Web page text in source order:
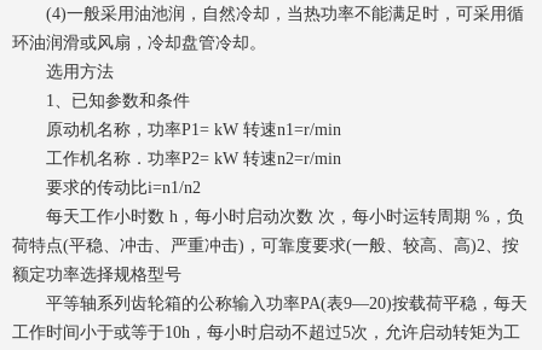
(4)一般采用油池润，自然冷却，当热功率不能满足时，可采用循
环油润滑或风扇，冷却盘管冷却。
选用方法
1、已知参数和条件
原动机名称，功率P1= kW 转速n1=r/min
工作机名称．功率P2= kW 转速n2=r/min
要求的传动比i=n1/n2
每天工作小时数 h，每小时启动次数 次，每小时运转周期 %，负
荷特点(平稳、冲击、严重冲击)，可靠度要求(一般、较高、高)2、按
额定功率选择规格型号
平等轴系列齿轮箱的公称输入功率PA(表9—20)按载荷平稳，每天
工作时间小于或等于10h，每小时启动不超过5次，允许启动转矩为工